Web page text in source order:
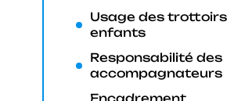
Usage des
enfants
Responsabilité des
accompagnateurs
Encadrement